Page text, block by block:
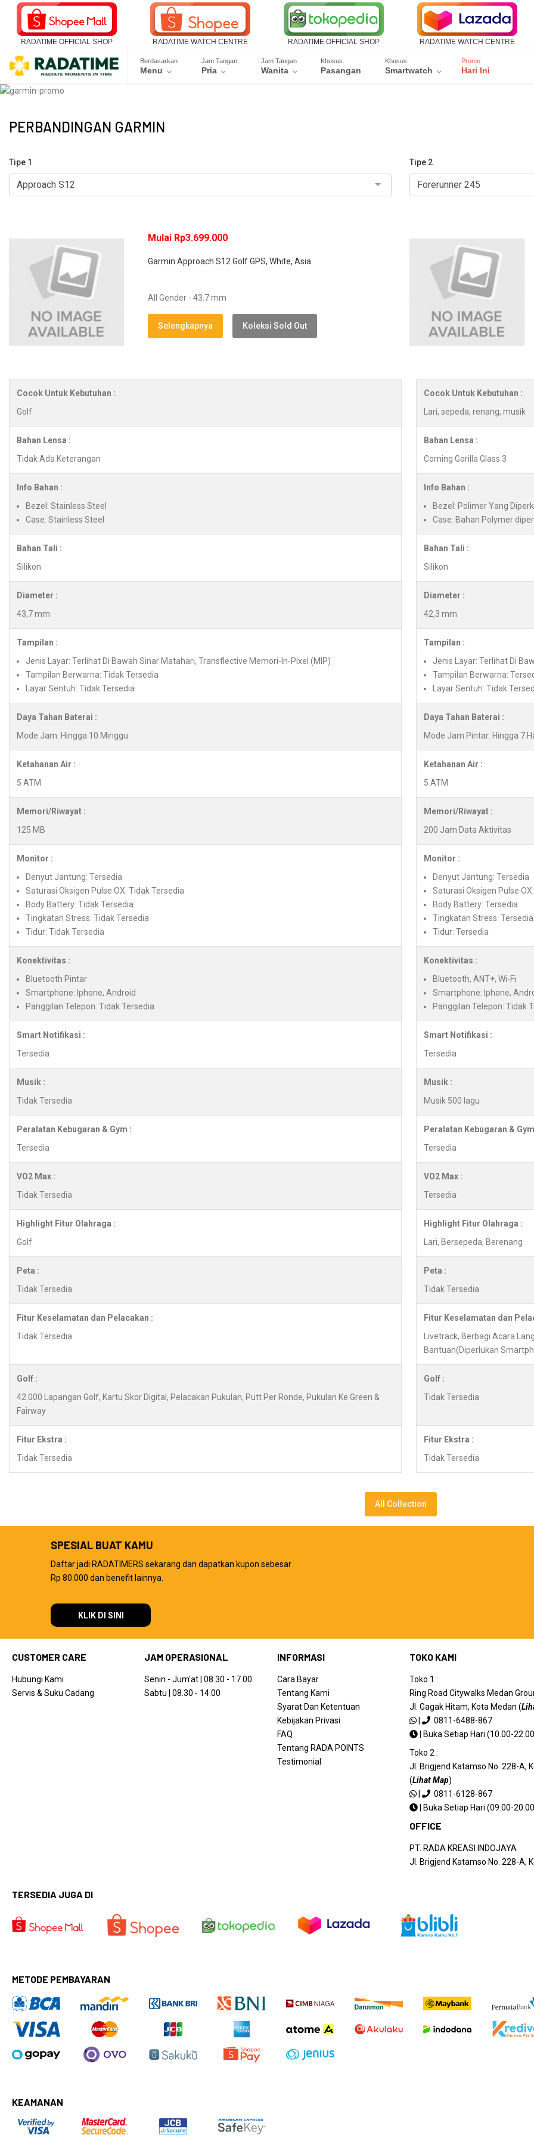
RADATIME OFFICIAL SHOP RADATIME WATCH CENTRE RADATIME OFFICIAL SHOP RADATIME WATCH CENTRE
Berdasarkan
Menu
Jam Tangan
Pria
Jam Tangan
Wanita
Khusus:
Pasangan
Khusus:
Smartwatch
Promo
Hari Ini
PERBANDINGAN GARMIN
Tipe 1 Tipe 2
Mulai Rp3.699.000
Garmin Approach S12 Golf GPS, White, Asia
All Gender - 43.7 mm
Selengkapnya Koleksi Sold Out
Cocok Untuk Kebutuhan :
Golf
Cocok Untuk Kebutuhan :
Lari, sepeda, renang, musik
Bahan Lensa :
Tidak Ada Keterangan
Bahan Lensa :
Corning Gorilla Glass 3
Info Bahan :
Bezel: Stainless Steel
Case: Stainless Steel
Info Bahan :
Bezel: Polimer Yang
Case: Bahan Polymer
Bahan Tali :
Silikon
Bahan Tali :
Silikon
Diameter :
43,7 mm
Diameter :
42,3 mm
Tampilan :
Jenis Layar: Terlihat Di Bawah Sinar Matahari, Transflective Memori-In-Pixel (MIP)
Tampilan Berwarna: Tidak Tersedia
Layar Sentuh: Tidak Tersedia
Tampilan :
Jenis Layar: Terlihat Di
Tampilan Berwarna:
Layar Sentuh: Tidak
Daya Tahan Baterai :
Mode Jam: Hingga 10 Minggu
Daya Tahan Baterai :
Mode Jam Pintar: Hingga 7
Ketahanan Air :
5 ATM
Ketahanan Air :
5 ATM
Memori/Riwayat :
125 MB
Memori/Riwayat :
200 Jam Data Aktivitas
Monitor :
Denyut Jantung: Tersedia
Saturasi Oksigen Pulse OX: Tidak Tersedia
Body Battery: Tidak Tersedia
Tingkatan Stress: Tidak Tersedia
Tidur: Tidak Tersedia
Monitor :
Denyut Jantung: Tersedia
Saturasi Oksigen Pulse
Body Battery: Tersedia
Tingkatan Stress: Tersedia
Tidur: Tersedia
Konektivitas :
Bluetooth Pintar
Smartphone: Iphone, Android
Panggilan Telepon: Tidak Tersedia
Konektivitas :
Bluetooth, ANT+, Wi-Fi
Smartphone: Iphone,
Panggilan Telepon: Tidak
Smart Notifikasi :
Tersedia
Smart Notifikasi :
Tersedia
Musik :
Tidak Tersedia
Musik :
Musik 500 lagu
Peralatan Kebugaran & Gym :
Tersedia
Peralatan Kebugaran &
Tersedia
VO2 Max :
Tidak Tersedia
VO2 Max :
Tersedia
Highlight Fitur Olahraga :
Golf
Highlight Fitur Olahraga :
Lari, Bersepeda, Berenang
Peta :
Tidak Tersedia
Peta :
Tidak Tersedia
Fitur Keselamatan dan Pelacakan :
Tidak Tersedia
Fitur Keselamatan dan
Livetrack, Berbagi Acara
Bantuan(Diperlukan
Golf :
42.000 Lapangan Golf, Kartu Skor Digital, Pelacakan Pukulan, Putt Per Ronde, Pukulan Ke Green &
Fairway
Golf :
Tidak Tersedia
Fitur Ekstra :
Tidak Tersedia
Fitur Ekstra :
Tidak Tersedia
All Collection
SPESIAL BUAT KAMU
Daftar jadi RADATIMERS sekarang dan dapatkan kupon sebesar
Rp 80.000 dan benefit lainnya.
KLIK DI SINI
CUSTOMER CARE
Hubungi Kami
Servis & Suku Cadang
JAM OPERASIONAL
Senin - Jum'at | 08.30 - 17.00
Sabtu | 08.30 - 14.00
INFORMASI
Cara Bayar
Tentang Kami
Syarat Dan Ketentuan
Kebijakan Privasi
FAQ
Tentang RADA POINTS
Testimonial
TOKO KAMI
Toko 1 :
Ring Road Citywalks Medan
Jl. Gagak Hitam, Kota Medan (
|
0811-6488-867
|
Buka Setiap Hari (10.00-
Toko 2 :
Jl. Brigjend Katamso No. 228-A,
(Lihat Map)
|
0811-6128-867
|
Buka Setiap Hari (09.00-
OFFICE
PT. RADA KREASI INDOJAYA
Jl. Brigjend Katamso No. 228-A,
TERSEDIA JUGA DI
METODE PEMBAYARAN
KEAMANAN